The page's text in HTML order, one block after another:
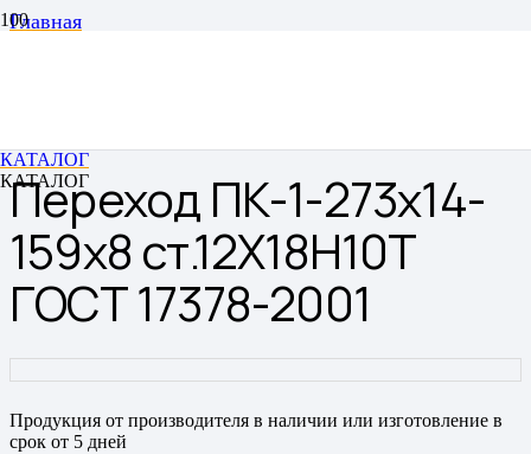
КАТАЛОГ
КАТАЛОГ
Главная
Переход ПК-1-273х14-
159х8 ст.12Х18Н10Т
ГОСТ 17378-2001
Продукция от производителя в наличии или изготовление в
срок от 5 дней